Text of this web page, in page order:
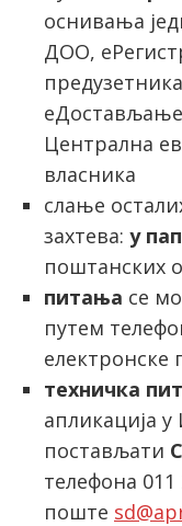
оснивања
ДОО,
еДостављање
Централна
власника
слање
захтева: у
поштанских
питања се
путем
електронске
техничка
апликација
постављати
телефона 011
поште